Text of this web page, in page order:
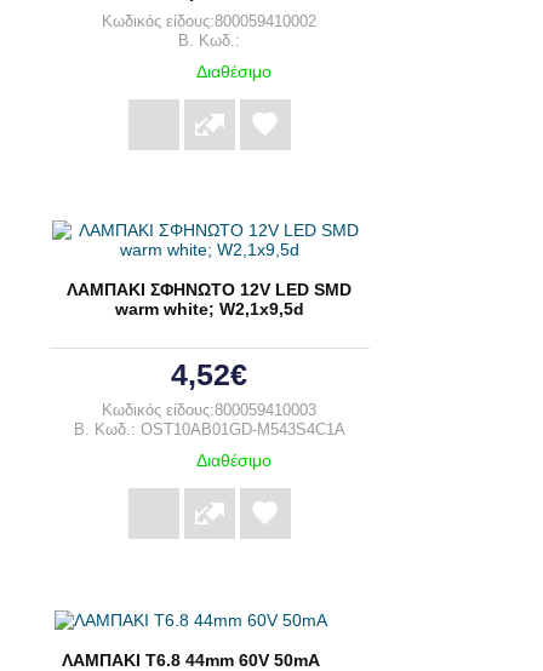
Κωδικός είδους:800059410002
B. Κωδ.:
Διαθέσιμο
ΛΑΜΠΑΚΙ ΣΦΗΝΩΤΟ 12V LED SMD
warm white; W2,1x9,5d
4,52€
Κωδικός είδους:800059410003
B. Κωδ.: OST10AB01GD-M543S4C1A
Διαθέσιμο
ΛΑΜΠΑΚΙ T6.8 44mm 60V 50mA